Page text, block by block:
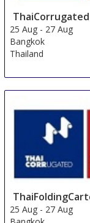
ThaiCorrugated
25 Aug - 27 Aug
Bangkok
Thailand
25 Aug - 27 Aug